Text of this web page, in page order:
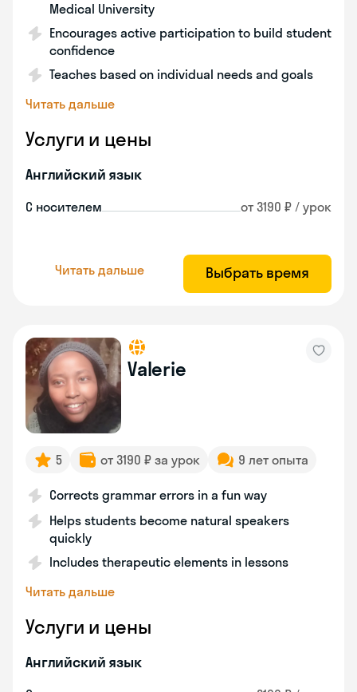
Medical University
Encourages active participation to build student
confidence
Teaches based on individual needs and goals
Читать дальше
Услуги и цены
Английский язык
С носителем от 3190 ₽ / урок
Читать дальше Выбрать время
Valerie
5 от 3190 ₽ за урок 9 лет опыта
Corrects grammar errors in a fun way
Helps students become natural speakers
quickly
Includes therapeutic elements in lessons
Читать дальше
Услуги и цены
Английский язык